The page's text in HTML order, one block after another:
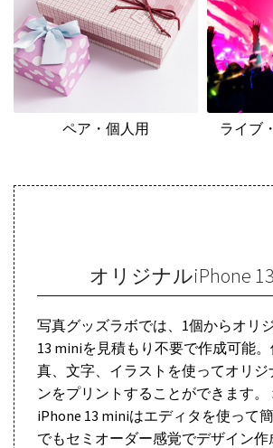
ペア・個人用 ライブ
オリジナルiPhone
写真グッズラボでは、1個からオリ
13 miniを見積もり不要で作成可能
真、文字、イラストを使ってオリジ
ンをプリントすることができます。
iPhone 13 miniはエディタを使って
でもセミオーダー感覚でデザイン作